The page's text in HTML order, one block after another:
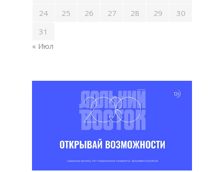
24
25 26 27 28 29
30
31
« Июл